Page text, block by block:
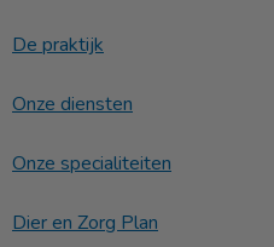
De praktijk
Onze diensten
Onze specialiteiten
Dier en Zorg Plan